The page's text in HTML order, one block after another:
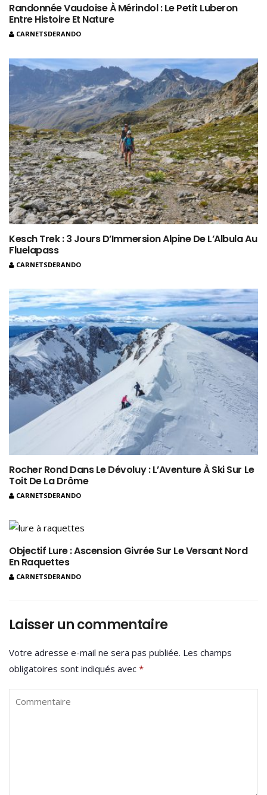
Randonnée Vaudoise À Mérindol : Le Petit Luberon
Entre Histoire Et Nature
CARNETSDERANDO
Kesch Trek : 3 Jours D’Immersion Alpine De L’Albula Au
Fluelapass
CARNETSDERANDO
Rocher Rond Dans Le Dévoluy : L’Aventure À Ski Sur Le
Toit De La Drôme
CARNETSDERANDO
Objectif Lure : Ascension Givrée Sur Le Versant Nord
En Raquettes
CARNETSDERANDO
Laisser un commentaire
Votre adresse e-mail ne sera pas publiée. Les champs
obligatoires sont indiqués avec *